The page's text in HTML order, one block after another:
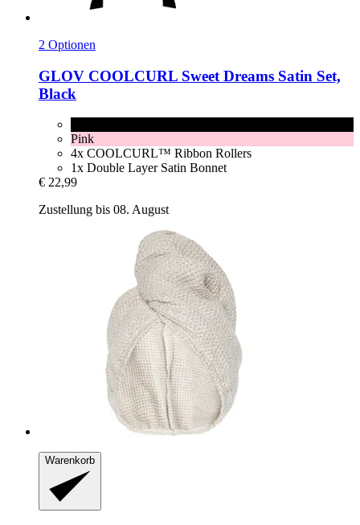
2 Optionen
GLOV COOLCURL Sweet Dreams Satin Set,
Black
Pink
4x COOLCURL™ Ribbon Rollers
1x Double Layer Satin Bonnet
€ 22,99
Zustellung bis 08. August
Warenkorb